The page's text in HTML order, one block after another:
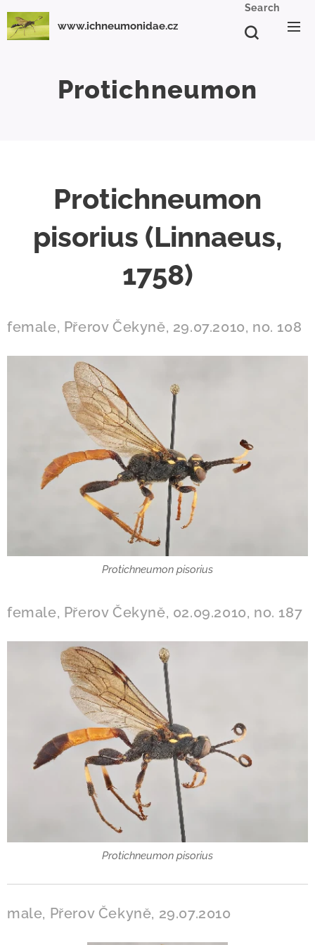
www.ichneumonidae.cz
Search
Protichneumon
Protichneumon
pisorius (Linnaeus,
1758)
female, Přerov Čekyně, 29.07.2010, no. 108
Protichneumon pisorius
female, Přerov Čekyně, 02.09.2010, no. 187
Protichneumon pisorius
male, Přerov Čekyně, 29.07.2010